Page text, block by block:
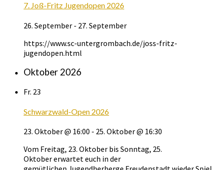
7. Joß-Fritz Jugendopen 2026
26. September - 27. September
https://www.sc-untergrombach.de/joss-fritz-
jugendopen.html
Oktober 2026
Fr. 23
Schwarzwald-Open 2026
23. Oktober @ 16:00 - 25. Oktober @ 16:30
Vom Freitag, 23. Oktober bis Sonntag, 25.
Oktober erwartet euch in der